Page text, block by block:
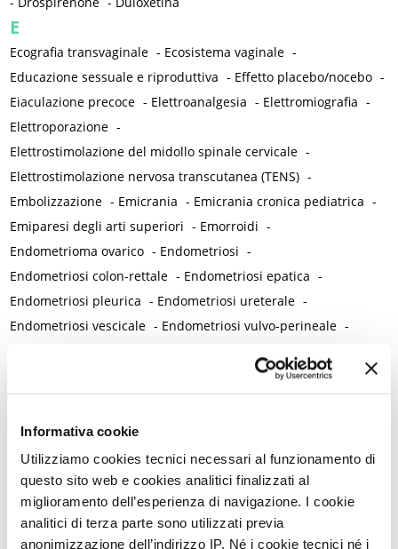
Informativa cookie
Utilizziamo cookies tecnici necessari al funzionamento di
questo sito web e cookies analitici finalizzati al
miglioramento dell’esperienza di navigazione. I cookie
analitici di terza parte sono utilizzati previa
anonimizzazione dell’indirizzo IP. Né i cookie tecnici né i
E
Ecografia transvaginale - Ecosistema vaginale -
Educazione sessuale e riproduttiva - Effetto placebo/nocebo -
Eiaculazione precoce - Elettroanalgesia - Elettromiografia -
Elettroporazione -
Elettrostimolazione del midollo spinale cervicale -
Elettrostimolazione nervosa transcutanea (TENS) -
Embolizzazione - Emicrania - Emicrania cronica pediatrica -
Emiparesi degli arti superiori - Emorroidi -
Endometrioma ovarico - Endometriosi -
Endometriosi colon-rettale - Endometriosi epatica -
Endometriosi pleurica - Endometriosi ureterale -
Endometriosi vescicale - Endometriosi vulvo-perineale -
-Equolo -Erenumab
Escherichia coli uropatogeno
Estetrolo Estradiolo Estriolo Estroboloma
-
Età fertile -Etinilestradiolo -Evidenza clinica
Farmaci - Controindicazioni -